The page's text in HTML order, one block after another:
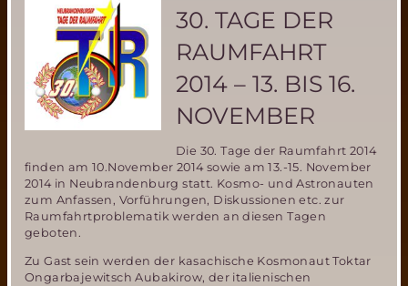
Pläne
für
Curiosity
in
öffentlicher
Telefonkonferenz
30. TAGE DER
RAUMFAHRT
2014 – 13. BIS 16.
NOVEMBER
Die 30. Tage der Raumfahrt 2014
finden am 10.November 2014 sowie am 13.-15. November
2014 in Neubrandenburg statt. Kosmo- und Astronauten
zum Anfassen, Vorführungen, Diskussionen etc. zur
Raumfahrtproblematik werden an diesen Tagen
geboten.
Zu Gast sein werden der kasachische Kosmonaut Toktar
Ongarbajewitsch Aubakirow, der italienischen